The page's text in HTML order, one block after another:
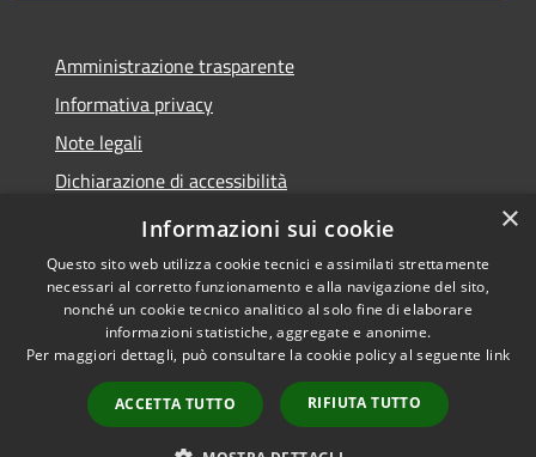
Amministrazione trasparente
Informativa privacy
Note legali
Dichiarazione di accessibilità
Piano di miglioramento dei servizi
Accessibilità
Copyright © 2026 • Comune di
Borgo Valbelluna • Powered by
Municipium•
Accesso
redazione
×
Informazioni sui cookie
Questo sito web utilizza cookie tecnici e assimilati strettamente
necessari al corretto funzionamento e alla navigazione del sito,
nonché un cookie tecnico analitico al solo fine di elaborare
informazioni statistiche, aggregate e anonime.
Per maggiori dettagli, può consultare la cookie policy al seguente link
ACCETTA TUTTO RIFIUTA TUTTO